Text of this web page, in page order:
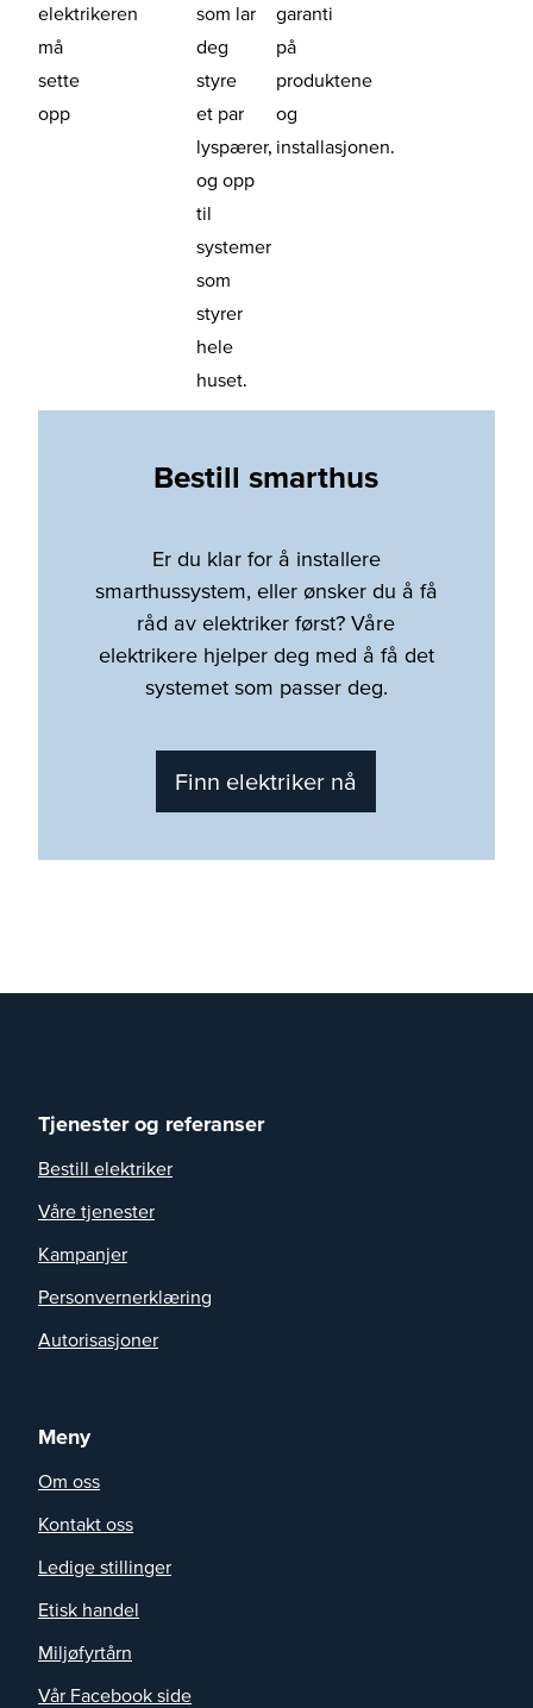
elektrikeren
må
sette
opp
som lar
deg
styre
et par
lyspærer,
og opp
til
systemer
som
styrer
hele
huset.
garanti
på
produktene
og
installasjonen.
Bestill smarthus
Er du klar for å installere
smarthussystem, eller ønsker du å få
råd av elektriker først? Våre
elektrikere hjelper deg med å få det
systemet som passer deg.
Finn elektriker nå
Tjenester og referanser
Bestill elektriker
Våre tjenester
Kampanjer
Personvernerklæring
Autorisasjoner
Meny
Om oss
Kontakt oss
Ledige stillinger
Etisk handel
Miljøfyrtårn
Vår Facebook side